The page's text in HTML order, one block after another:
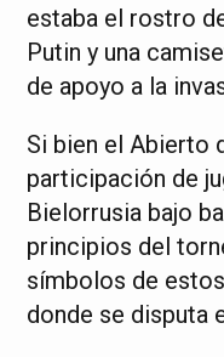
estaba el rostro
Putin y una
de apoyo a la
Si bien el Abierto
participación de
Bielorrusia bajo
principios del
símbolos de
donde se disputa